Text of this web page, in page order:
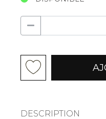
DESCRIPTION